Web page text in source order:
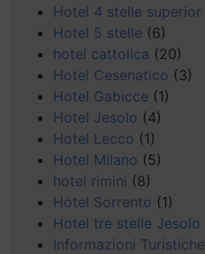
Hotel 4 stelle superior
Hotel 5 stelle (6)
hotel cattolica (20)
Hotel Cesenatico (3)
Hotel Gabicce (1)
Hotel Jesolo (4)
Hotel Lecco (1)
Hotel Milano (5)
hotel rimini (8)
Hotel Sorrento (1)
Hotel tre stelle Jesolo
Informazioni Turistiche